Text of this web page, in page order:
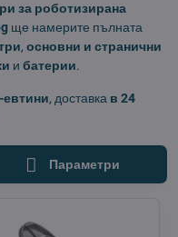
за роботизирана
ще намерите пълната
, основни и странични
и батерии.
евтини, доставка в 24
Параметри